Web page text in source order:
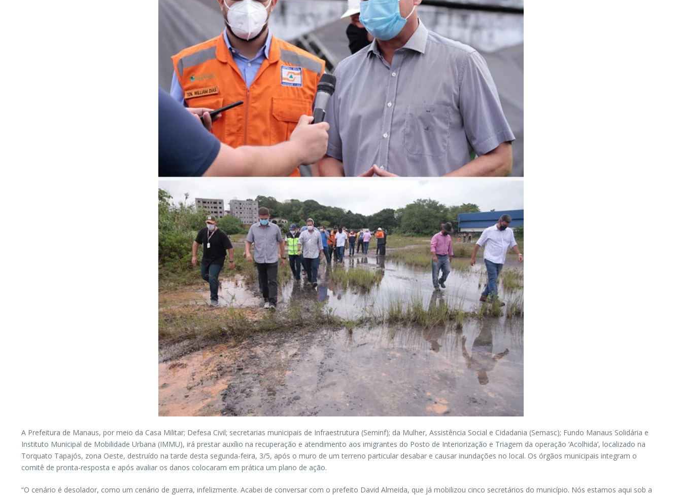
A Prefeitura de Manaus, por meio da Casa Militar; Defesa Civil; secretarias municipais de Infraestrutura (Seminf); da Mulher, Assistência Social e Cidadania (Semasc); Fundo Manaus Solidária e
Instituto Municipal de Mobilidade Urbana (IMMU), irá prestar auxílio na recuperação e atendimento aos imigrantes do Posto de Interiorização e Triagem da operação ‘Acolhida’, localizado na
Torquato Tapajós, zona Oeste, destruído na tarde desta segunda-feira, 3/5, após o muro de um terreno particular desabar e causar inundações no local. Os órgãos municipais integram o
comitê de pronta-resposta e após avaliar os danos colocaram em prática um plano de ação.
“O cenário é desolador, como um cenário de guerra, infelizmente. Acabei de conversar com o prefeito David Almeida, que já mobilizou cinco secretários do município. Nós estamos aqui sob a